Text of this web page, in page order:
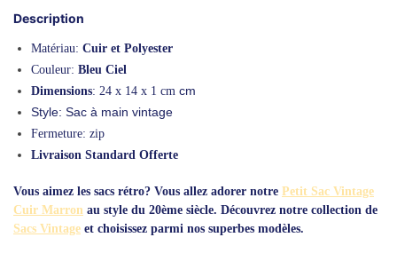
Description
Matériau: Cuir et Polyester
Couleur: Bleu Ciel
Dimensions: 24 x 14 x 1 cm cm
Style: Sac à main vintage
Fermeture: zip
Livraison Standard Offerte
Vous aimez les sacs rétro? Vous allez adorer notre Petit Sac Vintage
Cuir Marron au style du 20ème siècle. Découvrez notre collection de
Sacs Vintage et choisissez parmi nos superbes modèles.